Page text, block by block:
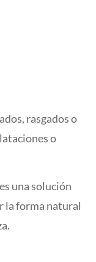
rasgados o
o
es una solución
la forma natural